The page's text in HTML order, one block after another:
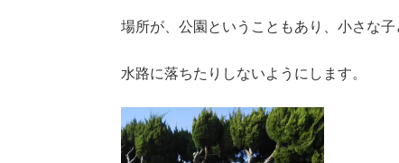
場所が、公園ということもあり、小さな
水路に落ちたりしないようにします。